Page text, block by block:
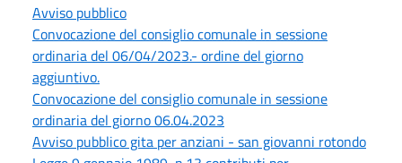
Avviso pubblico
Convocazione del consiglio comunale in sessione
ordinaria del 06/04/2023.- ordine del giorno
aggiuntivo.
Convocazione del consiglio comunale in sessione
ordinaria del giorno 06.04.2023
Avviso pubblico gita per anziani - san giovanni rotondo